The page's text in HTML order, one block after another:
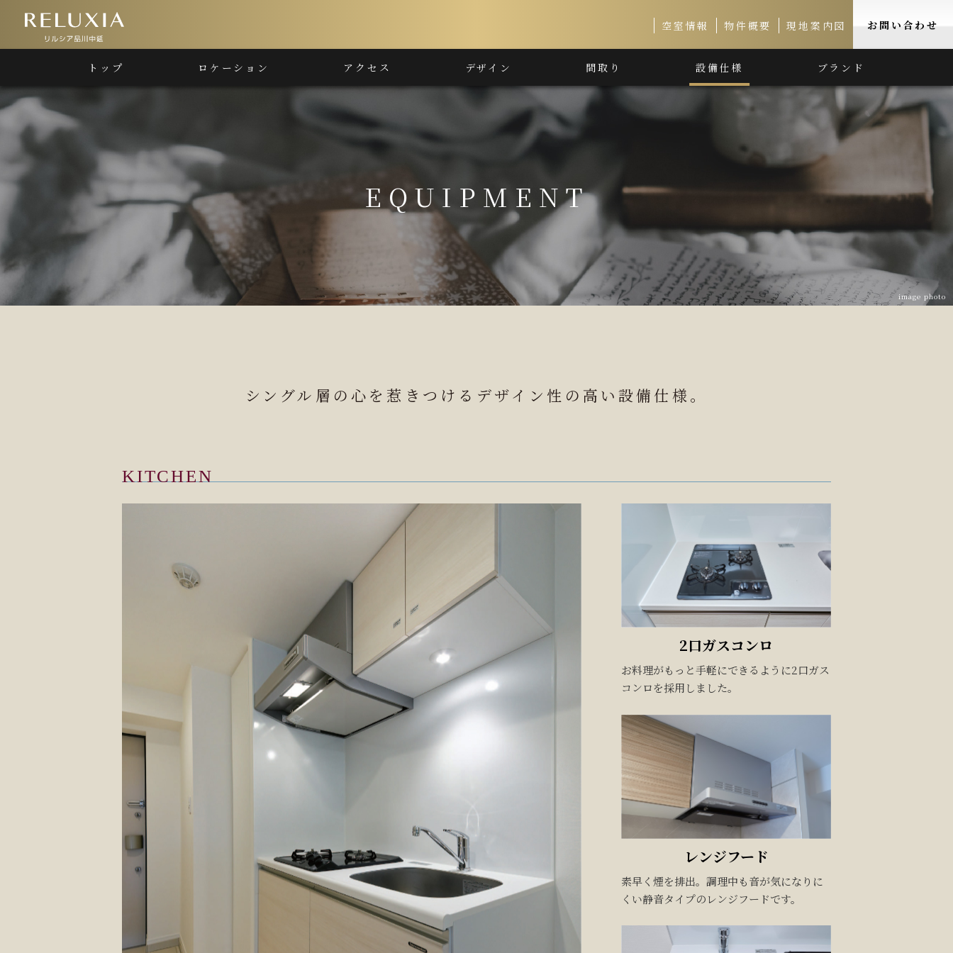
空室情報 物件概要 現地案内図 お問い合わせ
トップ ロケーション アクセス デザイン 間取り 設備仕様 ブランド
image photo
EQUIPMENT
シングル層の心を惹きつける デザイン性の高い設備仕様。
KITCHEN
2口ガスコンロ
お料理がもっと手軽にできるように2口ガス
コンロを採用しました。
レンジフード
素早く煙を排出。調理中も音が気になりに
くい静音タイプのレンジフードです。